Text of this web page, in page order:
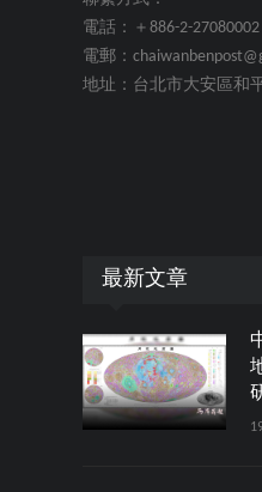
電話：＋886-2-27080002
電郵：
地址：台北市大安區和
最新文章